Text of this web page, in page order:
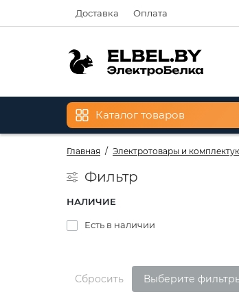
Доставка Оплата
Каталог товаров
Главная Электротовары и
Фильтр
НАЛИЧИЕ
Есть в наличии
Сбросить Выберите